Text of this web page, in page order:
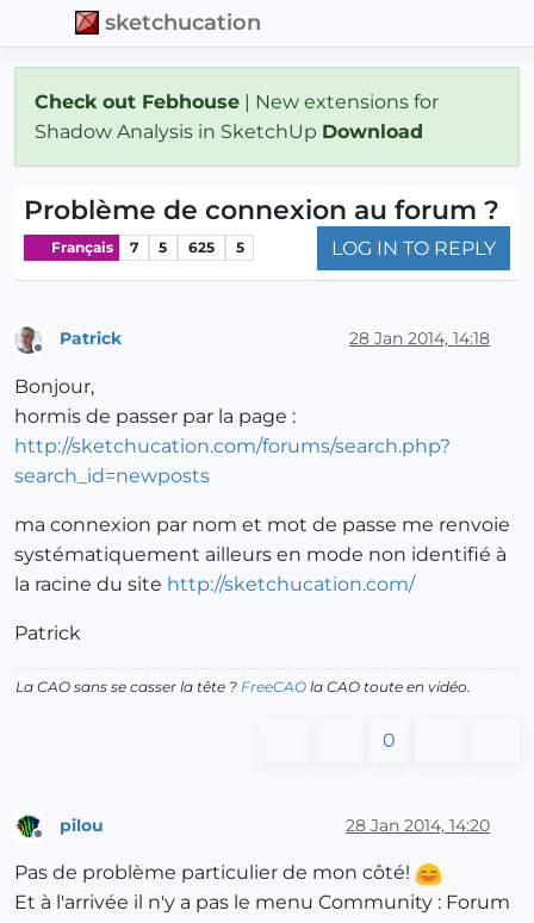
sketchucation
Check out Febhouse | New extensions for
Shadow Analysis in SketchUp Download
Problème de connexion au forum ?
Français 7 5 625 5 LOG IN TO REPLY
Patrick 28 Jan 2014, 14:18
Bonjour,
hormis de passer par la page :
http://sketchucation.com/forums/search.php?
search_id=newposts
ma connexion par nom et mot de passe me renvoie
systématiquement ailleurs en mode non identifié à
la racine du site http://sketchucation.com/
Patrick
La CAO sans se casser la tête ? FreeCAO la CAO toute en vidéo.
0
pilou 28 Jan 2014, 14:20
Pas de problème particulier de mon côté!
Et à l'arrivée il n'y a pas le menu Community : Forum